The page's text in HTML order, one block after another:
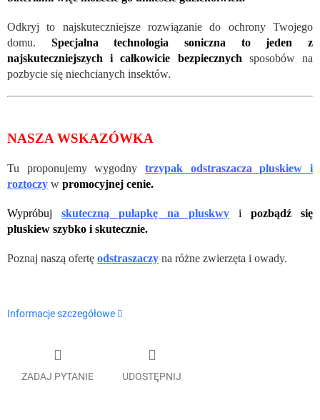
Odkryj to najskuteczniejsze rozwiązanie do ochrony Twojego
domu. Specjalna technologia soniczna to jeden z
najskuteczniejszych i całkowicie bezpiecznych sposobów na
pozbycie się niechcianych insektów.
NASZA WSKAZÓWKA
Tu proponujemy wygodny trzypak odstraszacza pluskiew i
roztoczy w promocyjnej cenie.
Wypróbuj skuteczną pułapkę na pluskwy i pozbądź się
pluskiew szybko i skutecznie.
Poznaj naszą ofertę odstraszaczy na różne zwierzęta i owady.
Informacje szczegółowe
ZADAJ PYTANIE UDOSTĘPNIJ